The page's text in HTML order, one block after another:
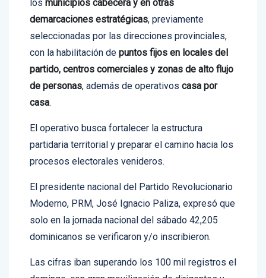
demarcaciones estratégicas, previamente
seleccionadas por las direcciones provinciales,
con la habilitación depuntos fijos en locales del
partido, centros comerciales y zonas de alto flujo
de personas, además de operativoscasa por
casa.
partidaria territorial y preparar el camino hacia los
procesos electorales venideros.
Moderno, PRM, José Ignacio Paliza, expresó que
solo en la jornada nacional del sábado 42,205
dominicanos se verificaron y/o inscribieron.
domingo, con gran movilización de dirigentes y